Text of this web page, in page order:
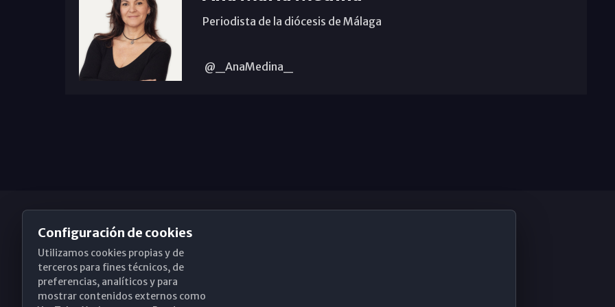
Periodista de la diócesis de Málaga
@_AnaMedina_
Obispado de Málaga
Configuración de cookies
Utilizamos cookies propias y de
terceros para fines técnicos, de
preferencias, analíticos y para
mostrar contenidos externos como